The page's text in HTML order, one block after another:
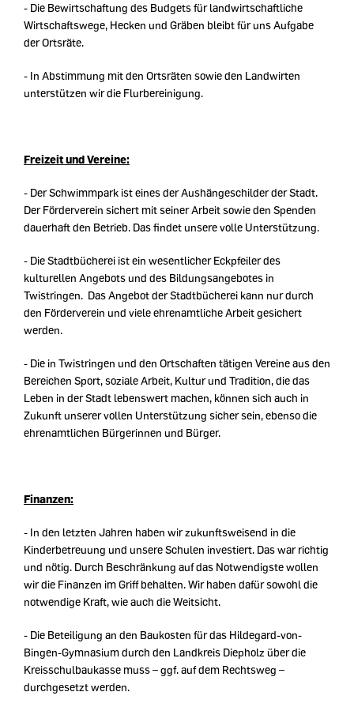
- Die Bewirtschaftung des Budgets für landwirtschaftliche
Wirtschaftswege, Hecken und Gräben bleibt für uns Aufgabe
der Ortsräte.
- In Abstimmung mit den Ortsräten sowie den Landwirten
unterstützen wir die Flurbereinigung.
Freizeit und Vereine:
- Der Schwimmpark ist eines der Aushängeschilder der Stadt.
Der Förderverein sichert mit seiner Arbeit sowie den Spenden
dauerhaft den Betrieb. Das findet unsere volle Unterstützung.
- Die Stadtbücherei ist ein wesentlicher Eckpfeiler des
kulturellen Angebots und des Bildungsangebotes in
Twistringen. Das Angebot der Stadtbücherei kann nur durch
den Förderverein und viele ehrenamtliche Arbeit gesichert
werden.
- Die in Twistringen und den Ortschaften tätigen Vereine aus den
Bereichen Sport, soziale Arbeit, Kultur und Tradition, die das
Leben in der Stadt lebenswert machen, können sich auch in
Zukunft unserer vollen Unterstützung sicher sein, ebenso die
ehrenamtlichen Bürgerinnen und Bürger.
Finanzen:
- In den letzten Jahren haben wir zukunftsweisend in die
Kinderbetreuung und unsere Schulen investiert. Das war richtig
und nötig. Durch Beschränkung auf das Notwendigste wollen
wir die Finanzen im Griff behalten. Wir haben dafür sowohl die
notwendige Kraft, wie auch die Weitsicht.
- Die Beteiligung an den Baukosten für das Hildegard-von-
Bingen-Gymnasium durch den Landkreis Diepholz über die
Kreisschulbaukasse muss – ggf. auf dem Rechtsweg –
durchgesetzt werden.